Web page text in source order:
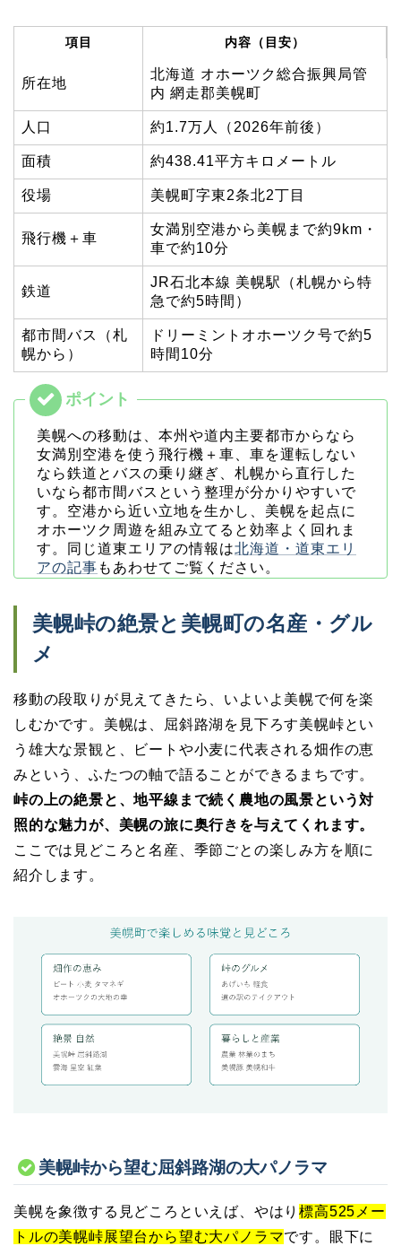
項目 内容（目安）
所在地
北海道 オホーツク総合振興局管
内 網走郡美幌町
人口 約1.7万人（2026年前後）
面積 約438.41平方キロメートル
役場 美幌町字東2条北2丁目
飛行機＋車
女満別空港から美幌まで約9km・
車で約10分
鉄道
JR石北本線 美幌駅（札幌から特
急で約5時間）
都市間バス（札
幌から）
ドリーミントオホーツク号で約5
時間10分
美幌への移動は、本州や道内主要都市からなら
女満別空港を使う飛行機＋車、車を運転しない
なら鉄道とバスの乗り継ぎ、札幌から直行した
いなら都市間バスという整理が分かりやすいで
す。空港から近い立地を生かし、美幌を起点に
オホーツク周遊を組み立てると効率よく回れま
す。同じ道東エリアの情報は北海道・道東エリ
アの記事 もあわせてご覧ください。
美幌峠の絶景と美幌町の名産・グル
メ
移動の段取りが見えてきたら、いよいよ美幌で何を楽
しむかです。美幌は、屈斜路湖を見下ろす美幌峠とい
う雄大な景観と、ビートや小麦に代表される畑作の恵
みという、ふたつの軸で語ることができるまちです。
峠の上の絶景と、地平線まで続く農地の風景という対
照的な魅力が、美幌の旅に奥行きを与えてくれます。
ここでは見どころと名産、季節ごとの楽しみ方を順に
紹介します。
美幌峠から望む屈斜路湖の大パノラマ
美幌を象徴する見どころといえば、やはり標高525メー
トルの美幌峠展望台から望む大パノラマです。眼下に